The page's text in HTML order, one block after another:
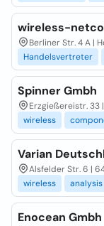
wireless-
Berliner Str. 4 A |
Handelsvertreter
Spinner Gmbh
Erzgießereistr. 33
wireless
Varian
Alsfelder Str. 6 |
wireless
analysis
Enocean Gmbh